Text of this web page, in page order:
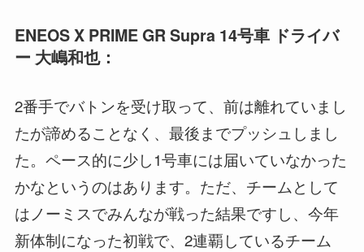
ENEOS X PRIME GR Supra 14号車 ドライバ
ー 大嶋和也：
2番手でバトンを受け取って、前は離れていまし
たが諦めることなく、最後までプッシュしまし
た。ペース的に少し1号車には届いていなかった
かなというのはあります。ただ、チームとして
はノーミスでみんなが戦った結果ですし、今年
新体制になった初戦で、2連覇しているチーム